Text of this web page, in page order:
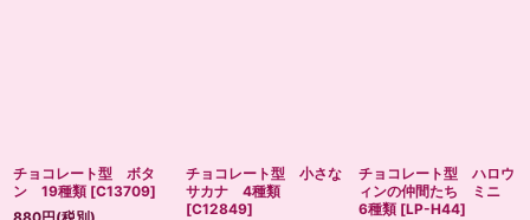
チョコレート型 ボタ
ン 19種類 [C13709]
チョコレート型 小さな
サカナ 4種類
[C12849]
チョコレート型 ハロウ
ィンの仲間たち ミニ
6種類 [LP-H44]